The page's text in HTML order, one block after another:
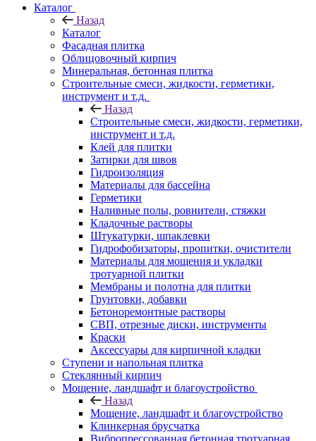
Каталог
Назад
Каталог
Фасадная плитка
Облицовочный кирпич
Минеральная, бетонная плитка
Строительные смеси, жидкости, герметики,
инструмент и т.д.
Назад
Строительные смеси, жидкости, герметики,
инструмент и т.д.
Клей для плитки
Затирки для швов
Гидроизоляция
Материалы для бассейна
Герметики
Наливные полы, ровнители, стяжки
Кладочные растворы
Штукатурки, шпаклевки
Гидрофобизаторы, пропитки, очистители
Материалы для мощения и укладки
тротуарной плитки
Мембраны и полотна для плитки
Грунтовки, добавки
Бетоноремонтные растворы
СВП, отрезные диски, инструменты
Краски
Аксессуары для кирпичной кладки
Ступени и напольная плитка
Cтеклянный кирпич
Мощение, ландшафт и благоустройство
Назад
Мощение, ландшафт и благоустройство
Клинкерная брусчатка
Вибропрессованная бетонная тротуарная